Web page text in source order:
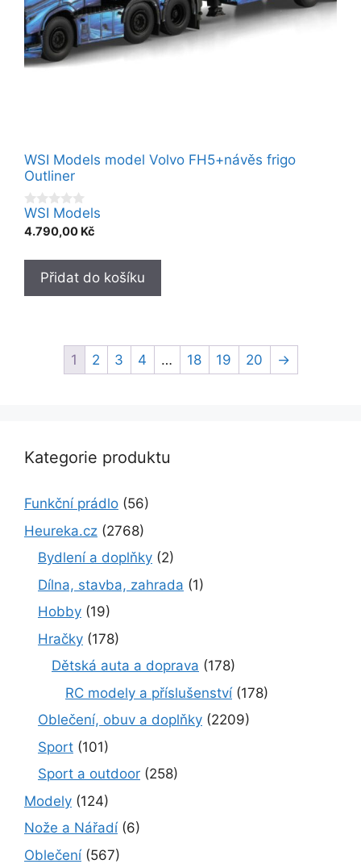
WSI Models model Volvo FH5+návěs frigo
Outliner
0
o
u
o
WSI Models
4.790,00 Kč
Přidat do košíku
1 2 3 4 … 18 19 20 →
Kategorie produktu
Funkční prádlo (56)
Heureka.cz (2768)
Bydlení a doplňky (2)
Dílna, stavba, zahrada (1)
Hobby (19)
Hračky (178)
Dětská auta a doprava (178)
RC modely a příslušenství (178)
Oblečení, obuv a doplňky (2209)
Sport (101)
Sport a outdoor (258)
Modely (124)
Nože a Nářadí (6)
Oblečení (567)